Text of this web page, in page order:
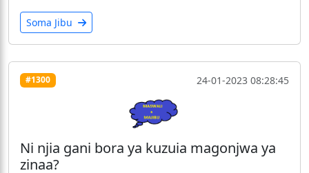
Soma Jibu
#1300 24-01-2023 08:28:45
Ni njia gani bora ya kuzuia magonjwa ya
zinaa?